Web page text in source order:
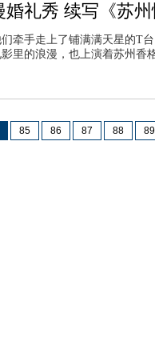
礼秀 续写《苏
牵手走上了铺满满天星的T
里的浪漫，也上演着苏州香
85 86 87 88 89